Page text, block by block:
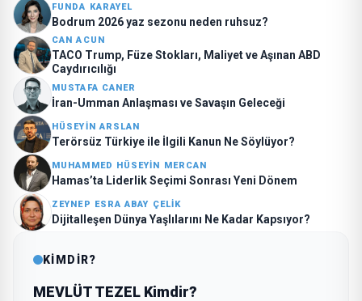
FUNDA KARAYEL
Bodrum 2026 yaz sezonu neden ruhsuz?
CAN ACUN
TACO Trump, Füze Stokları, Maliyet ve Aşınan ABD
Caydırıcılığı
MUSTAFA CANER
İran-Umman Anlaşması ve Savaşın Geleceği
HÜSEYİN ARSLAN
Terörsüz Türkiye ile İlgili Kanun Ne Söylüyor?
MUHAMMED HÜSEYİN MERCAN
Hamas’ta Liderlik Seçimi Sonrası Yeni Dönem
ZEYNEP ESRA ABAY ÇELİK
Dijitalleşen Dünya Yaşlılarını Ne Kadar Kapsıyor?
KİMDİR?
MEVLÜT TEZEL Kimdir?